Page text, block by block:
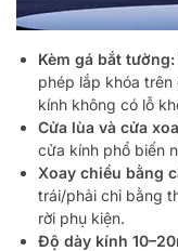
Kèm gá bắt tường:
phép lắp khóa
kính không có lỗ
Cửa lùa và cửa
cửa kính phổ biến
Xoay chiều bằng
trái/phải chỉ bằng
rời phụ kiện.
Độ dày kính